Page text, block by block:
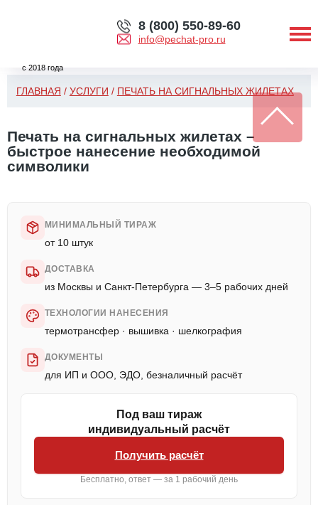
с 2018 года
info@pechat-pro.ru
8 (800) 550-89-60
ГЛАВНАЯ / УСЛУГИ / ПЕЧАТЬ НА СИГНАЛЬНЫХ ЖИЛЕТАХ
Печать на сигнальных жилетах –
быстрое нанесение необходимой
символики
МИНИМАЛЬНЫЙ ТИРАЖ
от 10 штук
ДОСТАВКА
из Москвы и Санкт-Петербурга — 3–5 рабочих дней
ТЕХНОЛОГИИ НАНЕСЕНИЯ
термотрансфер · вышивка · шелкография
ДОКУМЕНТЫ
для ИП и ООО, ЭДО, безналичный расчёт
Под ваш тираж
индивидуальный расчёт
Получить расчёт
Бесплатно, ответ — за 1 рабочий день